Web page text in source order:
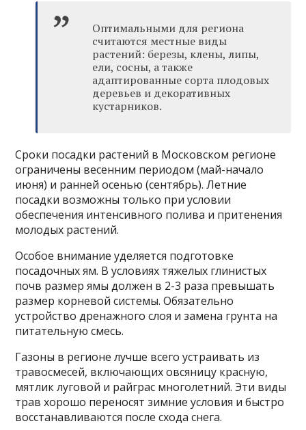
Оптимальными для региона
считаются местные виды
растений: березы, клены, липы,
ели, сосны, а также
адаптированные сорта плодовых
деревьев и декоративных
кустарников.
Сроки посадки растений в Московском регионе
ограничены весенним периодом (май-начало
июня) и ранней осенью (сентябрь). Летние
посадки возможны только при условии
обеспечения интенсивного полива и притенения
молодых растений.
Особое внимание уделяется подготовке
посадочных ям. В условиях тяжелых глинистых
почв размер ямы должен в 2-3 раза превышать
размер корневой системы. Обязательно
устройство дренажного слоя и замена грунта на
питательную смесь.
Газоны в регионе лучше всего устраивать из
травосмесей, включающих овсяницу красную,
мятлик луговой и райграс многолетний. Эти виды
трав хорошо переносят зимние условия и быстро
восстанавливаются после схода снега.